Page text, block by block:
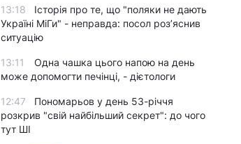
13:18
Історія про те, що "поляки не дають
Україні МіГи" - неправда: посол роз’яснив
ситуацію
13:11
Одна чашка цього напою на день
може допомогти печінці, - дієтологи
12:47
Пономарьов у день 53-річчя
розкрив "свій найбільший секрет": до чого
тут ШІ